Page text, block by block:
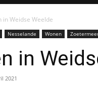
in Weidse Weelde
Nesselande Wonen
in
2021